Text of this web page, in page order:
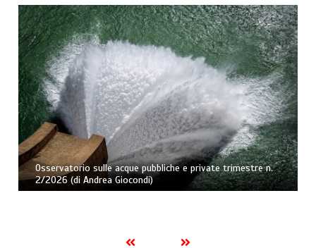
Caducazione della confisca di prevenzione per tardività e
rinnovabilità della misura. Nota a Cass., Sez. II Pen., 3
aprile 2026, ud. 19 marzo 2026, n. 12671 (di Andrea
Fortunato)